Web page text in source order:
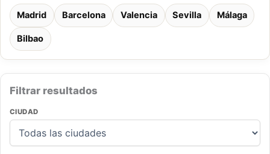
Madrid Barcelona Valencia Sevilla Málaga
Bilbao
Filtrar resultados
CIUDAD